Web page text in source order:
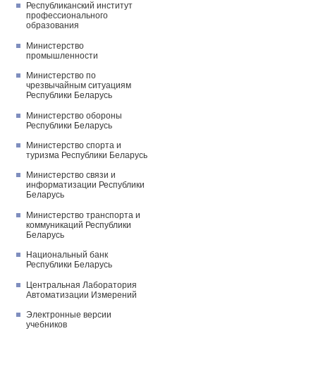
Республиканский институт
профессионального
образования
Министерство
промышленности
Министерство по
чрезвычайным ситуациям
Республики Беларусь
Министерство обороны
Республики Беларусь
Министерство спорта и
туризма Республики Беларусь
Министерство связи и
информатизации Республики
Беларусь
Министерство транспорта и
коммуникаций Республики
Беларусь
Национальный банк
Республики Беларусь
Центральная Лаборатория
Автоматизации Измерений
Электронные версии
учебников